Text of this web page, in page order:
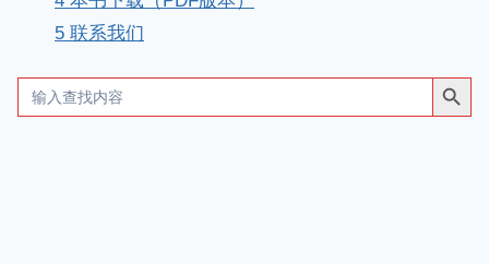
5 联系我们
Search
for:
搜索按钮